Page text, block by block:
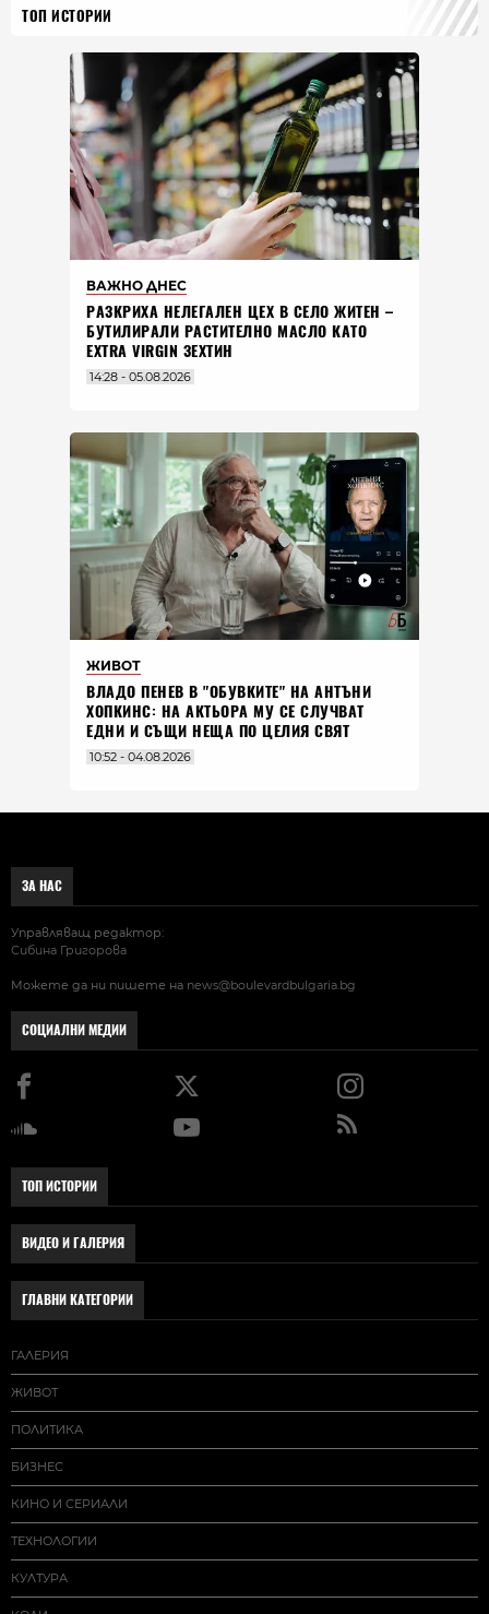
ТОП ИСТОРИИ
ВАЖНО ДНЕС
РАЗКРИХА НЕЛЕГАЛЕН ЦЕХ В СЕЛО ЖИТЕН –
БУТИЛИРАЛИ РАСТИТЕЛНО МАСЛО КАТО
EXTRA VIRGIN ЗЕХТИН
14:28 - 05.08.2026
ЖИВОТ
ВЛАДO ПЕНЕВ В "ОБУВКИТЕ" НА АНТЪНИ
ХОПКИНС: НА АКТЬОРА МУ СЕ СЛУЧВАТ
ЕДНИ И СЪЩИ НЕЩА ПО ЦЕЛИЯ СВЯТ
10:52 - 04.08.2026
ЗА НАС
Управляващ редактор:
Сибина Григорова
Можете да ни пишете на news@boulevardbulgaria.bg
СОЦИАЛНИ МЕДИИ
ТОП ИСТОРИИ
ВИДЕО И ГАЛЕРИЯ
ГЛАВНИ КАТЕГОРИИ
ГАЛЕРИЯ
ЖИВОТ
ПОЛИТИКА
БИЗНЕС
КИНО И СЕРИАЛИ
ТЕХНОЛОГИИ
КУЛТУРА